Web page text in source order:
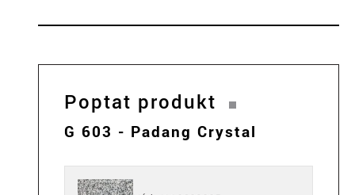
Poptat produkt
G 603 - Padang Crystal